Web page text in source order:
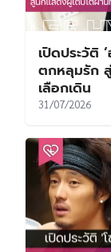
เปิดประวัติ
ตกหลุมรัก
เลือกเดิน
31/07/2026